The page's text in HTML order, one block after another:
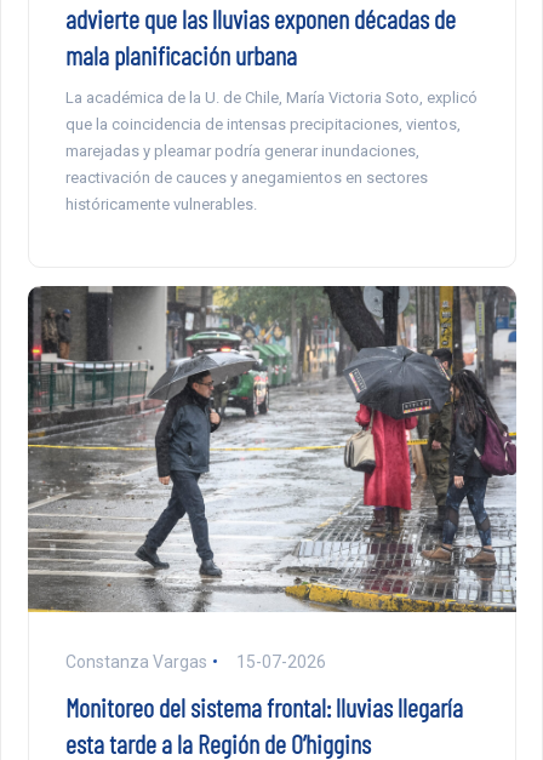
advierte que las lluvias exponen décadas de
mala planificación urbana
La académica de la U. de Chile, María Victoria Soto, explicó
que la coincidencia de intensas precipitaciones, vientos,
marejadas y pleamar podría generar inundaciones,
reactivación de cauces y anegamientos en sectores
históricamente vulnerables.
Constanza Vargas 15-07-2026
Monitoreo del sistema frontal: lluvias llegaría
esta tarde a la Región de O’higgins